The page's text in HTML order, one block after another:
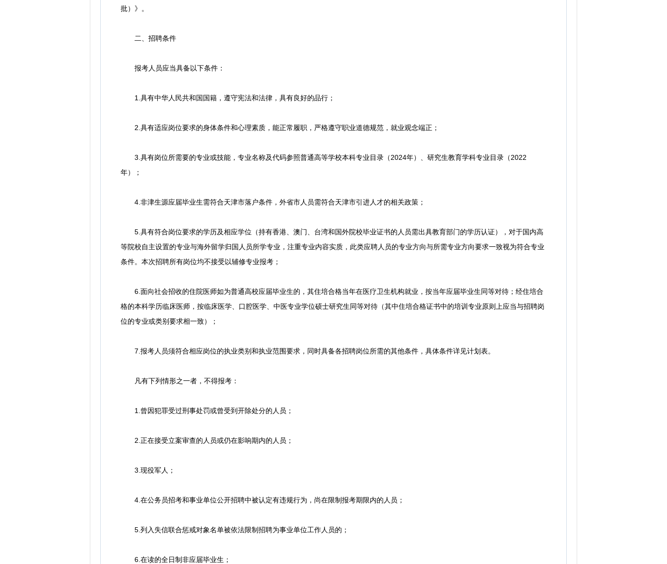
批）》。
二、招聘条件
报考人员应当具备以下条件：
1.具有中华人民共和国国籍，遵守宪法和法律，具有良好的品行；
2.具有适应岗位要求的身体条件和心理素质，能正常履职，严格遵守职业道德规范，就业观念端正；
3.具有岗位所需要的专业或技能，专业名称及代码参照普通高等学校本科专业目录（2024年）、研究生教育学科专业目录（2022
年）；
4.非津生源应届毕业生需符合天津市落户条件，外省市人员需符合天津市引进人才的相关政策；
5.具有符合岗位要求的学历及相应学位（持有香港、澳门、台湾和国外院校毕业证书的人员需出具教育部门的学历认证），对于国内高
等院校自主设置的专业与海外留学归国人员所学专业，注重专业内容实质，此类应聘人员的专业方向与所需专业方向要求一致视为符合专业
条件。本次招聘所有岗位均不接受以辅修专业报考；
6.面向社会招收的住院医师如为普通高校应届毕业生的，其住培合格当年在医疗卫生机构就业，按当年应届毕业生同等对待；经住培合
格的本科学历临床医师，按临床医学、口腔医学、中医专业学位硕士研究生同等对待（其中住培合格证书中的培训专业原则上应当与招聘岗
位的专业或类别要求相一致）；
7.报考人员须符合相应岗位的执业类别和执业范围要求，同时具备各招聘岗位所需的其他条件，具体条件详见计划表。
凡有下列情形之一者，不得报考：
1.曾因犯罪受过刑事处罚或曾受到开除处分的人员；
2.正在接受立案审查的人员或仍在影响期内的人员；
3.现役军人；
4.在公务员招考和事业单位公开招聘中被认定有违规行为，尚在限制报考期限内的人员；
5.列入失信联合惩戒对象名单被依法限制招聘为事业单位工作人员的；
6.在读的全日制非应届毕业生；